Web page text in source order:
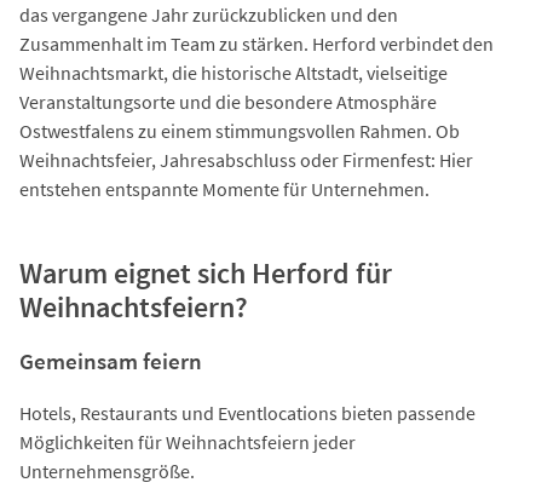
das vergangene Jahr zurückzublicken und den
Zusammenhalt im Team zu stärken. Herford verbindet den
Weihnachtsmarkt, die historische Altstadt, vielseitige
Veranstaltungsorte und die besondere Atmosphäre
Ostwestfalens zu einem stimmungsvollen Rahmen. Ob
Weihnachtsfeier, Jahresabschluss oder Firmenfest: Hier
entstehen entspannte Momente für Unternehmen.
Warum eignet sich Herford für
Weihnachtsfeiern?
Gemeinsam feiern
Hotels, Restaurants und Eventlocations bieten passende
Möglichkeiten für Weihnachtsfeiern jeder
Unternehmensgröße.